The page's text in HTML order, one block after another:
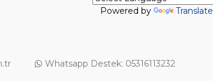
Powered by Translate
Whatsapp Destek: 05316113232